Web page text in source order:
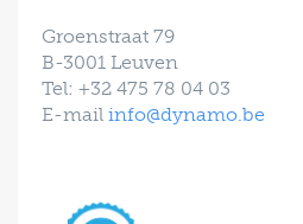
Groenstraat 79
B-3001 Leuven
Tel: +32 475 78 04 03
E-mail info@dynamo.be